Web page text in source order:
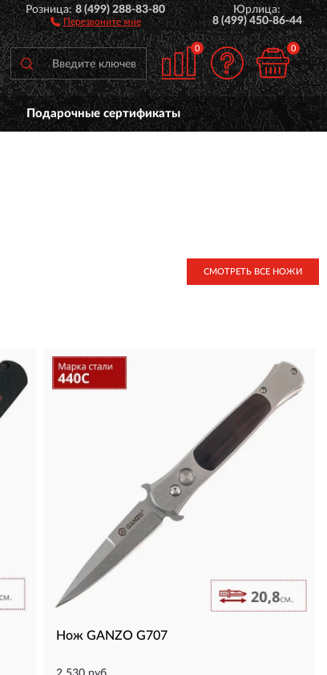
ДОСТАВИМПО ВСЕЙ РОССИИ
Розница:8 (499) 288-83-80
Перезвоните мне
Юрлица:
8 (499) 450-86-44
0 0
Подарочные сертификаты
СМОТРЕТЬ ВСЕ НОЖИ
Нож GANZO G707